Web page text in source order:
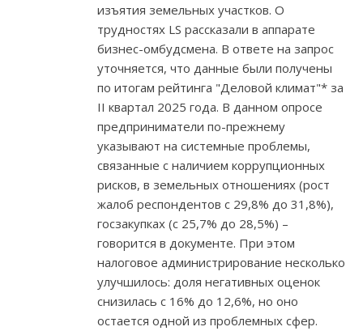
изъятия земельных участков. О
трудностях LS рассказали в аппарате
бизнес-омбудсмена. В ответе на запрос
уточняется, что данные были получены
по итогам рейтинга "Деловой климат"* за
II квартал 2025 года. В данном опросе
предприниматели по-прежнему
указывают на системные проблемы,
связанные с наличием коррупционных
рисков, в земельных отношениях (рост
жалоб респондентов с 29,8% до 31,8%),
госзакупках (с 25,7% до 28,5%) –
говорится в документе. При этом
налоговое администрирование несколько
улучшилось: доля негативных оценок
снизилась с 16% до 12,6%, но оно
остается одной из проблемных сфер.